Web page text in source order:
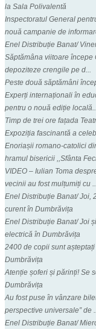
la Sala Polivalentă
Inspectoratul General
nouă campanie de
Enel Distribuție Banat/
Săptămâna viitoare începe
depoziteze crengile pe d...
Peste două săptămâni
Experți internaționali în
pentru o nouă ediție
Timp de trei ore fațada
Expoziția fascinantă a
Enoriașii romano-catolici
hramul bisericii ,,Sfânta
VIDEO – Iulian Toma
vecinii au fost mulțumiți cu
Enel Distribuție Banat/ Joi,
curent în Dumbrăvița
Enel Distribuție Banat/ Joi
electrică în Dumbrăvița
2400 de copii sunt
Dumbrăvița
Atenție șoferi și părinți! Se
Dumbrăvița
Au fost puse în vânzare
perspective universale” de
Enel Distribuție Banat/